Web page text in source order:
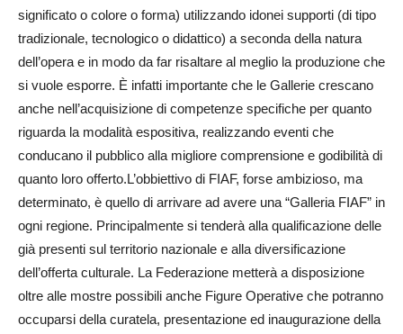
significato o colore o forma) utilizzando idonei supporti (di tipo
tradizionale, tecnologico o didattico) a seconda della natura
dell’opera e in modo da far risaltare al meglio la produzione che
si vuole esporre. È infatti importante che le Gallerie crescano
anche nell’acquisizione di competenze specifiche per quanto
riguarda la modalità espositiva, realizzando eventi che
conducano il pubblico alla migliore comprensione e godibilità di
quanto loro offerto.L’obbiettivo di FIAF, forse ambizioso, ma
determinato, è quello di arrivare ad avere una “Galleria FIAF” in
ogni regione. Principalmente si tenderà alla qualificazione delle
già presenti sul territorio nazionale e alla diversificazione
dell’offerta culturale. La Federazione metterà a disposizione
oltre alle mostre possibili anche Figure Operative che potranno
occuparsi della curatela, presentazione ed inaugurazione della